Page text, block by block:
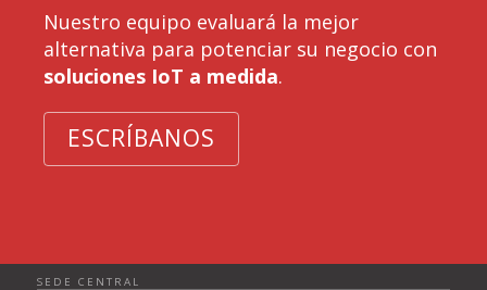
Nuestro equipo evaluará la mejor
alternativa para potenciar su negocio con
soluciones IoT a medida.
ESCRÍBANOS
SEDE CENTRAL